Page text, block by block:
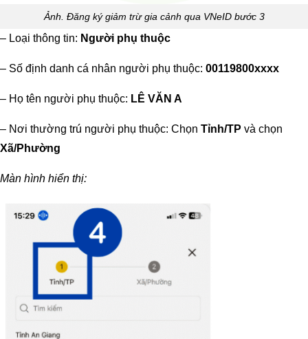
Ảnh. Đăng ký giảm trừ gia cảnh qua VNeID bước 3
– Loại thông tin: Người phụ thuộc
– Số định danh cá nhân người phụ thuộc: 00119800xxxx
– Họ tên người phụ thuộc: LÊ VĂN A
– Nơi thường trú người phụ thuộc: Chọn Tỉnh/TP và chọn
Xã/Phường
Màn hình hiển thị: